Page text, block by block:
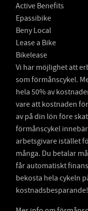
Active Benefits
Epassibike
Beny Local
Lease a Bike
Bikelease
Vi har möjlighet att
som förmånscykel.
hela 50% av
vare att kostnaden
av på din lön före
förmånscykel
arbetsgivare istället
många. Du betalar
får automatiskt
bekosta hela cykeln
kostnadsbesparande!